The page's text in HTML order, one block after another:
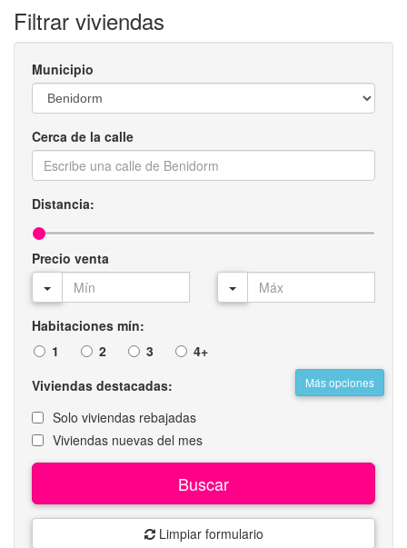
Filtrar viviendas
Municipio
Cerca de la calle
Distancia:
Precio venta
Habitaciones mín:
1
2 3 4+
Más opciones
Viviendas destacadas:
Solo viviendas rebajadas
Viviendas nuevas del mes
Buscar
Limpiar formulario